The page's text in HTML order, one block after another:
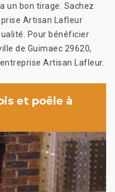
un bon tirage. Sachez
Artisan Lafleur
Pour bénéficier
de Guimaec 29620,
Artisan Lafleur.
et poêle à